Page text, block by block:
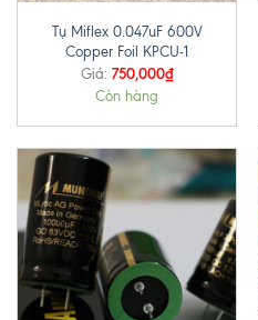
Tụ Miflex 0.047uF 600V
Copper Foil KPCU-1
Giá: 750,000₫
Còn hàng